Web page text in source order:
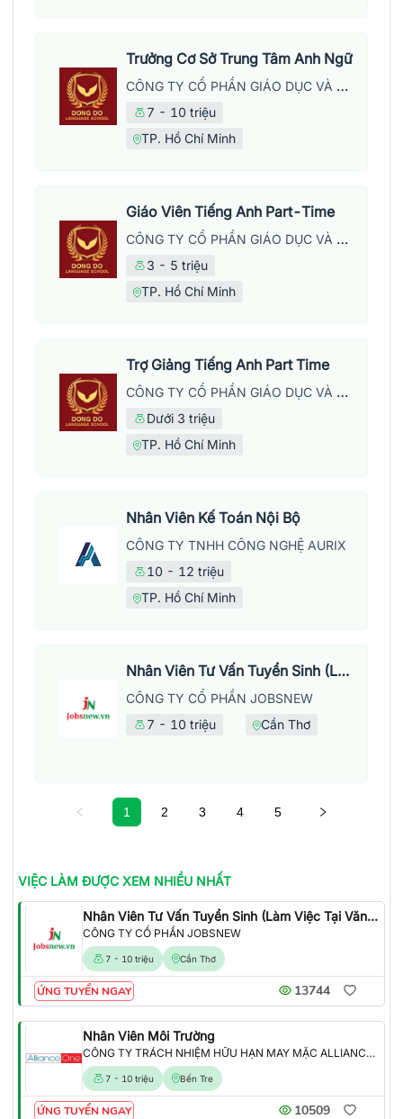
Trưởng Cơ Sở Trung Tâm Anh Ngữ
CÔNG TY CỔ PHẦN GIÁO DỤC VÀ NĂNG LƯỢNG ĐÔNG ĐÔ
7 - 10 triệu
TP. Hồ Chí Minh
Giáo Viên Tiếng Anh Part-Time
CÔNG TY CỔ PHẦN GIÁO DỤC VÀ NĂNG LƯỢNG ĐÔNG ĐÔ
3 - 5 triệu
TP. Hồ Chí Minh
Trợ Giảng Tiếng Anh Part Time
CÔNG TY CỔ PHẦN GIÁO DỤC VÀ NĂNG LƯỢNG ĐÔNG ĐÔ
Dưới 3 triệu
TP. Hồ Chí Minh
Nhân Viên Kế Toán Nội Bộ
CÔNG TY TNHH CÔNG NGHỆ AURIX
10 - 12 triệu
TP. Hồ Chí Minh
Nhân Viên Tư Vấn Tuyển Sinh (Làm Việc Tại Văn Phòng)
CÔNG TY CỔ PHẦN JOBSNEW
7 - 10 triệu
Cần Thơ
1 2 3 4 5
VIỆC LÀM ĐƯỢC XEM NHIỀU NHẤT
Nhân Viên Tư Vấn Tuyển Sinh (Làm Việc Tại Văn Phòng)
CÔNG TY CỔ PHẦN JOBSNEW
7 - 10 triệu Cần Thơ
ỨNG TUYỂN NGAY 13744
Nhân Viên Môi Trường
CÔNG TY TRÁCH NHIỆM HỮU HẠN MAY MẶC ALLIANCE ONE
7 - 10 triệu Bến Tre
ỨNG TUYỂN NGAY 10509